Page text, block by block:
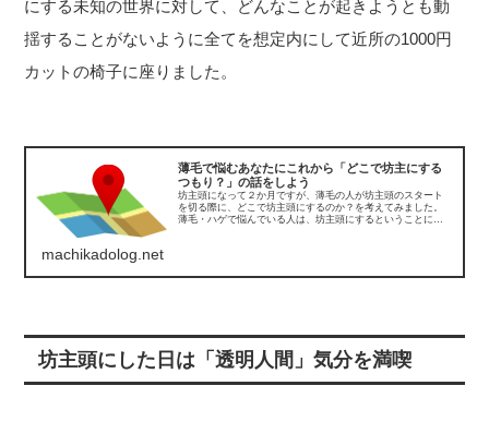
にする未知の世界に対して、どんなことが起きようとも動
揺することがないように全てを想定内にして近所の1000円
カットの椅子に座りました。
薄毛で悩むあなたにこれから「どこで坊主にする
つもり？」の話をしよう
坊主頭になって２か月ですが、薄毛の人が坊主頭のスタート
を切る際に、どこで坊主頭にするのか？を考えてみました。
薄毛・ハゲで悩んでいる人は、坊主頭にするということに対
machikadolog.net
坊主頭にした日は「透明人間」気分を満喫